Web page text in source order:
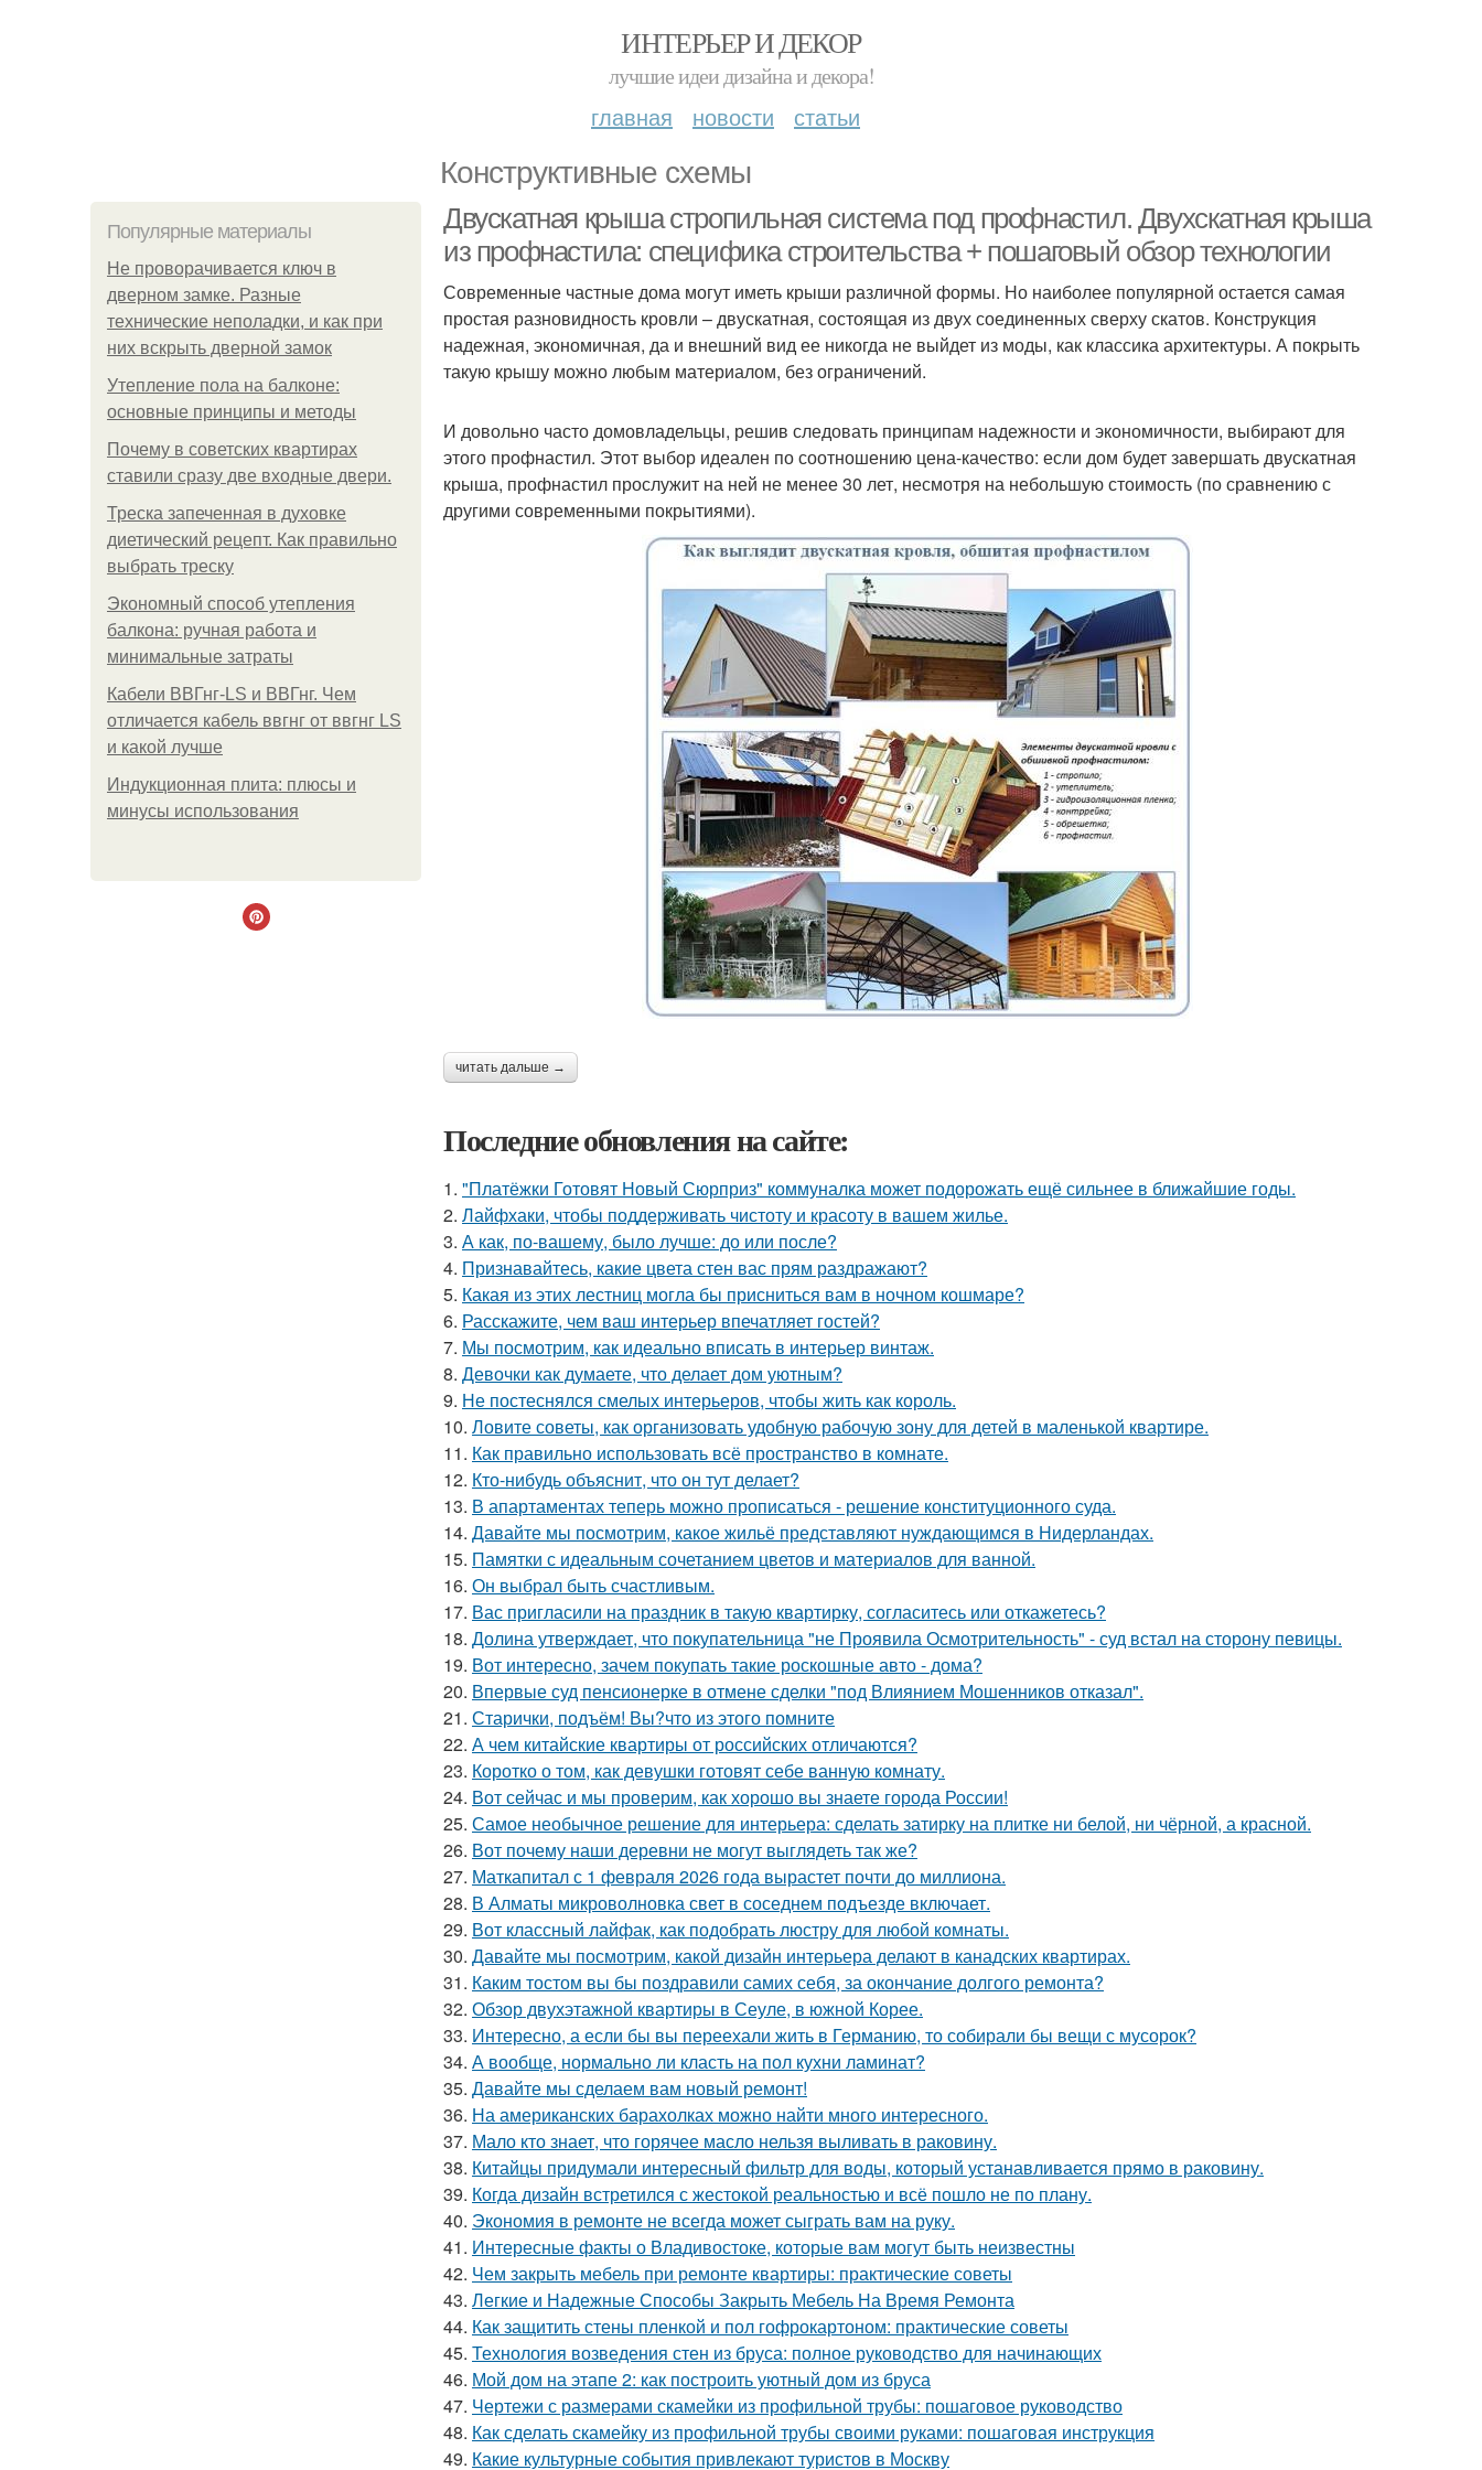
ИНТЕРЬЕР И ДЕКОР
лучшие идеи дизайна и декора!
главная новости статьи
Конструктивные схемы
Популярные материалы
Не проворачивается ключ в
дверном замке. Разные
технические неполадки, и как при
них вскрыть дверной замок
Утепление пола на балконе:
основные принципы и методы
Почему в советских квартирах
ставили сразу две входные двери.
Треска запеченная в духовке
диетический рецепт. Как правильно
выбрать треску
Экономный способ утепления
балкона: ручная работа и
минимальные затраты
Кабели ВВГнг-LS и ВВГнг. Чем
отличается кабель ввгнг от ввгнг LS
и какой лучше
Индукционная плита: плюсы и
минусы использования
Двускатная крыша стропильная система под профнастил. Двухскатная крыша
из профнастила: специфика строительства + пошаговый обзор технологии
Современные частные дома могут иметь крыши различной формы. Но наиболее популярной остается самая
простая разновидность кровли – двускатная, состоящая из двух соединенных сверху скатов. Конструкция
надежная, экономичная, да и внешний вид ее никогда не выйдет из моды, как классика архитектуры. А покрыть
такую крышу можно любым материалом, без ограничений.
И довольно часто домовладельцы, решив следовать принципам надежности и экономичности, выбирают для
этого профнастил. Этот выбор идеален по соотношению цена-качество: если дом будет завершать двускатная
крыша, профнастил прослужит на ней не менее 30 лет, несмотря на небольшую стоимость (по сравнению с
другими современными покрытиями).
читать дальше →
Последние обновления на сайте:
1. "Платёжки Готовят Новый Сюрприз" коммуналка может подорожать ещё сильнее в ближайшие годы.
2. Лайфхаки, чтобы поддерживать чистоту и красоту в вашем жилье.
3. А как, по-вашему, было лучше: до или после?
4. Признавайтесь, какие цвета стен вас прям раздражают?
5. Какая из этих лестниц могла бы присниться вам в ночном кошмаре?
6. Расскажите, чем ваш интерьер впечатляет гостей?
7. Мы посмотрим, как идеально вписать в интерьер винтаж.
8. Девочки как думаете, что делает дом уютным?
9. Не постеснялся смелых интерьеров, чтобы жить как король.
10. Ловите советы, как организовать удобную рабочую зону для детей в маленькой квартире.
11. Как правильно использовать всё пространство в комнате.
12. Кто-нибудь объяснит, что он тут делает?
13. В апартаментах теперь можно прописаться - решение конституционного суда.
14. Давайте мы посмотрим, какое жильё представляют нуждающимся в Нидерландах.
15. Памятки с идеальным сочетанием цветов и материалов для ванной.
16. Он выбрал быть счастливым.
17. Вас пригласили на праздник в такую квартирку, согласитесь или откажетесь?
18. Долина утверждает, что покупательница "не Проявила Осмотрительность" - суд встал на сторону певицы.
19. Вот интересно, зачем покупать такие роскошные авто - дома?
20. Впервые суд пенсионерке в отмене сделки "под Влиянием Мошенников отказал".
21. Старички, подъём! Вы?что из этого помните
22. А чем китайские квартиры от российских отличаются?
23. Коротко о том, как девушки готовят себе ванную комнату.
24. Вот сейчас и мы проверим, как хорошо вы знаете города России!
25. Самое необычное решение для интерьера: сделать затирку на плитке ни белой, ни чёрной, а красной.
26. Вот почему наши деревни не могут выглядеть так же?
27. Маткапитал с 1 февраля 2026 года вырастет почти до миллиона.
28. В Алматы микроволновка свет в соседнем подъезде включает.
29. Вот классный лайфак, как подобрать люстру для любой комнаты.
30. Давайте мы посмотрим, какой дизайн интерьера делают в канадских квартирах.
31. Каким тостом вы бы поздравили самих себя, за окончание долгого ремонта?
32. Обзор двухэтажной квартиры в Сеуле, в южной Корее.
33. Интересно, а если бы вы переехали жить в Германию, то собирали бы вещи с мусорок?
34. А вообще, нормально ли класть на пол кухни ламинат?
35. Давайте мы сделаем вам новый ремонт!
36. На американских барахолках можно найти много интересного.
37. Мало кто знает, что горячее масло нельзя выливать в раковину.
38. Китайцы придумали интересный фильтр для воды, который устанавливается прямо в раковину.
39. Когда дизайн встретился с жестокой реальностью и всё пошло не по плану.
40. Экономия в ремонте не всегда может сыграть вам на руку.
41. Интересные факты о Владивостоке, которые вам могут быть неизвестны
42. Чем закрыть мебель при ремонте квартиры: практические советы
43. Легкие и Надежные Способы Закрыть Мебель На Время Ремонта
44. Как защитить стены пленкой и пол гофрокартоном: практические советы
45. Технология возведения стен из бруса: полное руководство для начинающих
46. Мой дом на этапе 2: как построить уютный дом из бруса
47. Чертежи с размерами скамейки из профильной трубы: пошаговое руководство
48. Как сделать скамейку из профильной трубы своими руками: пошаговая инструкция
49. Какие культурные события привлекают туристов в Москву